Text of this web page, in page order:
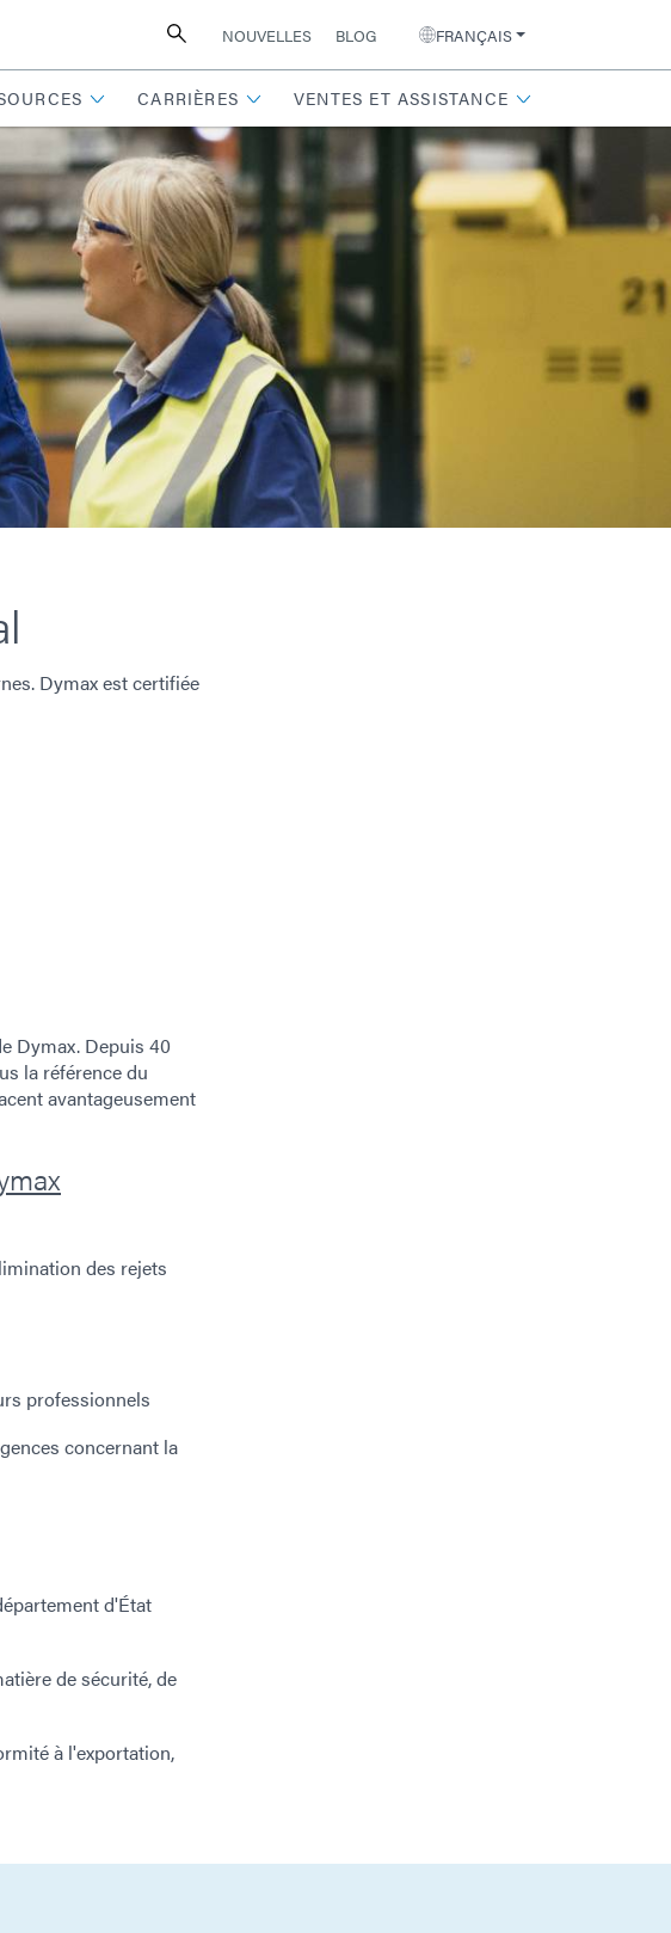
NOUVELLES BLOG FRANÇAIS
CARRIÈRES VENTES ET ASSISTANCE
Dymax est certifiée
Dymax. Depuis 40
la référence du
avantageusement
des rejets
professionnels
concernant la
d'État
de sécurité, de
à l'exportation,